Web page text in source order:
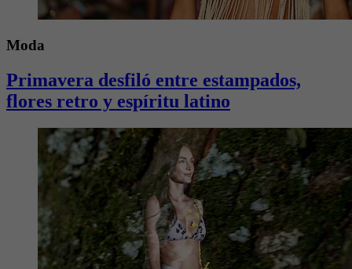
Moda
Primavera desfiló entre estampados,
flores retro y espíritu latino